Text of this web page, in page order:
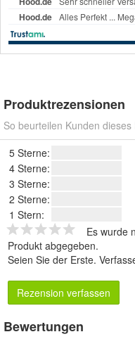
Produktrezensionen
So beurteilen Kunden dieses
5 Sterne:
4 Sterne:
3 Sterne:
2 Sterne:
1 Stern:
Es wurde
Produkt abgegeben.
Seien Sie der Erste.
Rezension verfassen
Bewertungen